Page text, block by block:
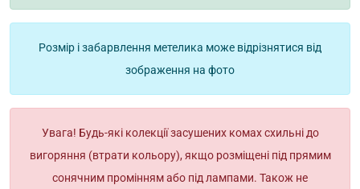
Розмір і забарвлення метелика може відрізнятися від
зображення на фото
Увага! Будь-які колекції засушених комах схильні до
вигоряння (втрати кольору), якщо розміщені під прямим
сонячним промінням або під лампами. Також не